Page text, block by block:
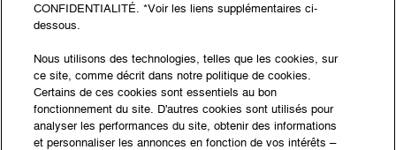
Mentions légales (document
ouvre
dans
un
nouvel
PDF,
ouvre
dans
un
Accessibilité : partiellement conforme
© Fondation Desperados 2026 - Tous droits
réservés
CONFIDENTIALITÉ. *Voir les liens supplémentaires ci-
dessous.
Nous utilisons des technologies, telles que les cookies, sur
ce site, comme décrit dans notre politique de cookies.
Certains de ces cookies sont essentiels au bon
fonctionnement du site. D'autres cookies sont utilisés pour
analyser les performances du site, obtenir des informations
et personnaliser les annonces en fonction de vos intérêts –